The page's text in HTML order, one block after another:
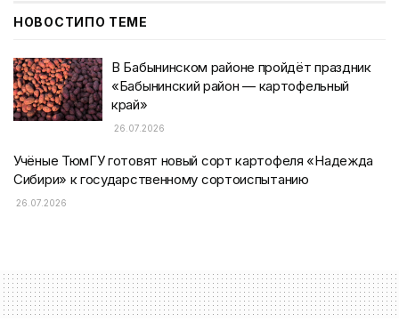
НОВОСТИПО ТЕМЕ
В Бабынинском районе пройдёт праздник
«Бабынинский район — картофельный
край»
26.07.2026
Учёные ТюмГУ готовят новый сорт картофеля «Надежда
Сибири» к государственному сортоиспытанию
26.07.2026